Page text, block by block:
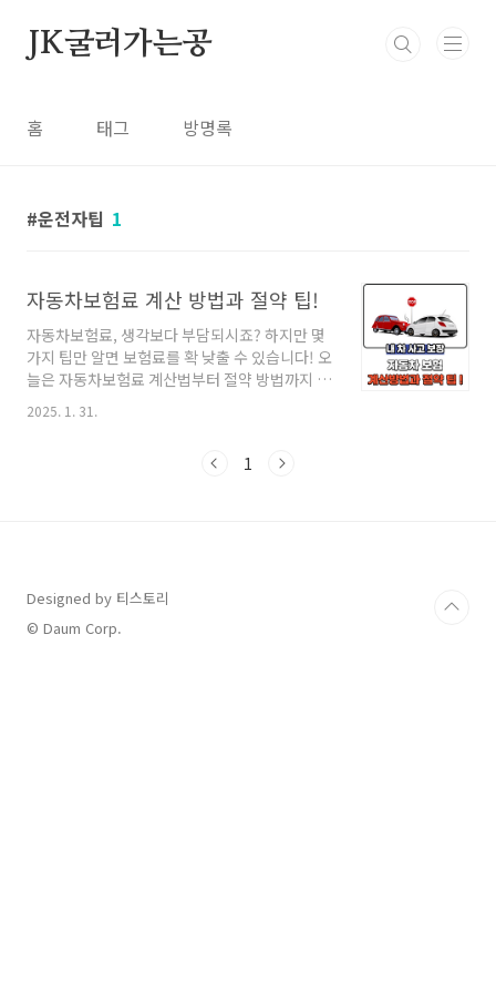
JK굴러가는공
홈 태그 방명록
운전자팁 1
자동차보험료 계산 방법과 절약 팁!
자동차보험료, 생각보다 부담되시죠? 하지만 몇
가지 팁만 알면 보험료를 확 낮출 수 있습니다! 오
늘은 자동차보험료 계산법부터 절약 방법까지 한
번에 정리해 드릴게요. 보험료 아끼는 방법, 지금
부터 함께 살펴보시죠! 💰✨1. 자동차보험료 계산
려하여 산정됩니다. 보험사마다 기준은 조금씩
할인 특약이 적용되면 최종 보험료가 결정됩니
다.보험료 계산이 복잡해 보이지만, 온라인 보험
2025. 1. 31.
1
Designed by 티스토리
© Daum Corp.